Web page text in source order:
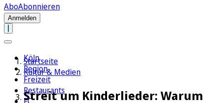
AboAbonnieren
Anmelden
Köln
Region
Freizeit
Restaurants
Startseite
Kultur & Medien
Streit um Kinderlieder: Warum